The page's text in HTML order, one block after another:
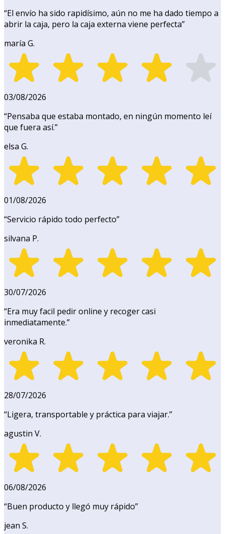
“El envío ha sido rapidísimo, aún no me ha dado tiempo a
abrir la caja, pero la caja externa viene perfecta”
maría G.
03/08/2026
“Pensaba que estaba montado, en ningún momento leí
que fuera así.”
elsa G.
01/08/2026
“Servicio rápido todo perfecto”
silvana P.
30/07/2026
“Era muy facil pedir online y recoger casi
inmediatamente.”
veronika R.
28/07/2026
“Ligera, transportable y práctica para viajar.”
agustin V.
06/08/2026
“Buen producto y llegó muy rápido”
jean S.